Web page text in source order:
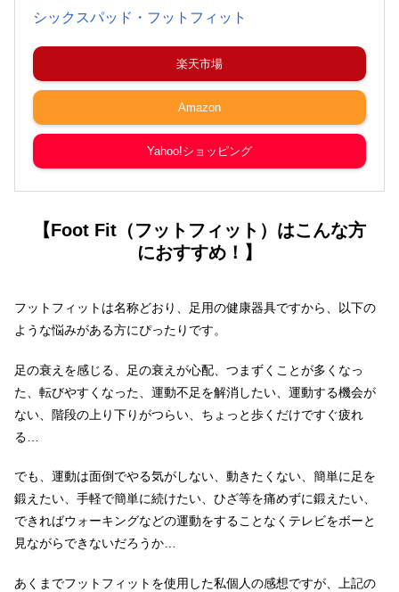
シックスパッド・フットフィット
楽天市場
Amazon
Yahoo!ショッピング
【Foot Fit（フットフィット）はこんな方
におすすめ！】
フットフィットは名称どおり、足用の健康器具ですから、以下の
ような悩みがある方にぴったりです。
足の衰えを感じる、足の衰えが心配、つまずくことが多くなっ
た、転びやすくなった、運動不足を解消したい、運動する機会が
ない、階段の上り下りがつらい、ちょっと歩くだけですぐ疲れ
る…
でも、運動は面倒でやる気がしない、動きたくない、簡単に足を
鍛えたい、手軽で簡単に続けたい、ひざ等を痛めずに鍛えたい、
できればウォーキングなどの運動をすることなくテレビをボーと
見ながらできないだろうか…
あくまでフットフィットを使用した私個人の感想ですが、上記の